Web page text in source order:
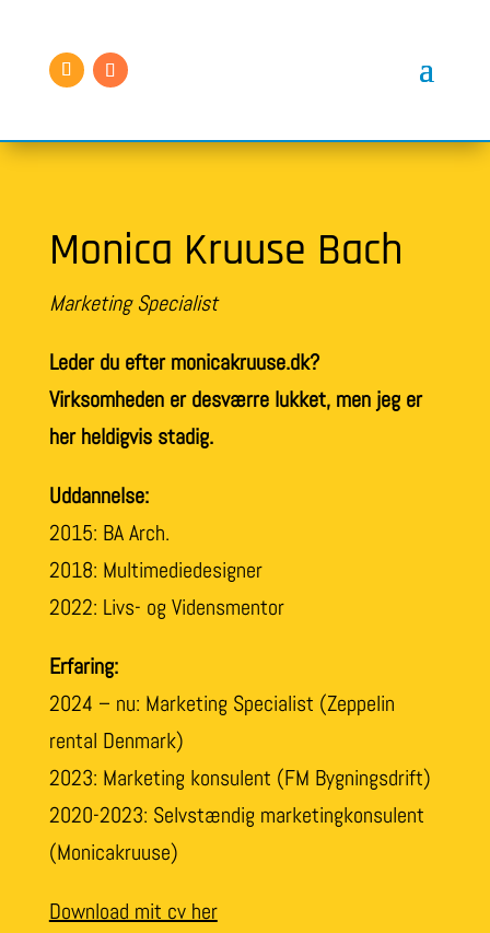
Monica Kruuse Bach
Marketing Specialist
Leder du efter monicakruuse.dk?
Virksomheden er desværre lukket, men jeg er
her heldigvis stadig.
Uddannelse:
2015: BA Arch.
2018: Multimediedesigner
2022: Livs- og Vidensmentor
Erfaring:
2024 – nu: Marketing Specialist (Zeppelin
rental Denmark)
2023: Marketing konsulent (FM Bygningsdrift)
2020-2023: Selvstændig marketingkonsulent
(Monicakruuse)
Download mit cv her